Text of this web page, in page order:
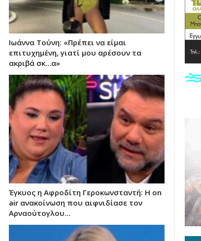
Ιωάννα Τούνη: «Πρέπει να είμαι
επιτυχημένη, γιατί μου αρέσουν τα
ακριβά σκ…α»
Έγκυος η Αφροδίτη Γεροκωνσταντή: Η on
air ανακοίνωση που αιφνιδίασε τον
Αρναούτογλου…